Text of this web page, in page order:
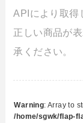
APIにより取得
正しい商品が
承ください。
Warning: Array to
/home/sgwk/flap-